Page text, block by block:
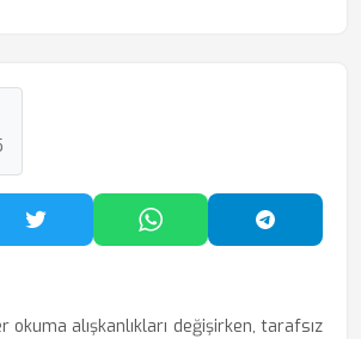
Paylaş
Twitter'da PaylaşWhatsApp'ta Paylaş
okuma alışkanlıkları değişirken, tarafsız